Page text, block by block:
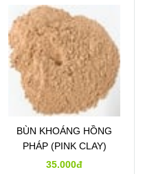
BÙN KHOÁNG HỒNG
PHÁP (PINK CLAY)
35.000đ